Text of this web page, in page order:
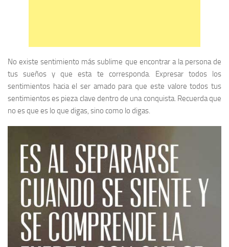
No existe sentimiento más sublime que encontrar a la persona de
tus sueños y que esta te corresponda. Expresar todos los
sentimientos hacia el ser amado para que este valore todos tus
sentimientos es pieza clave dentro de una conquista. Recuerda que
no es que es lo que digas, sino como lo digas.